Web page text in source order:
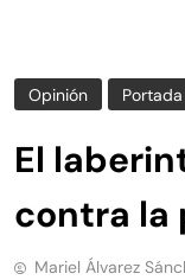
Opinión Portada
El
contra la
Mariel Álvarez